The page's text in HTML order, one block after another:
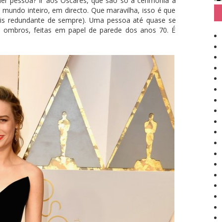
inteiro, em directo. Que maravilha, isso é que
redundante de sempre). Uma pessoa até quase se
ombros, feitas em papel de parede dos anos 70. É